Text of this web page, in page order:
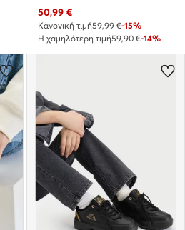
Τρέχουσα τιμή
50,99 €
Κανονική τιμή59,99 €-15%
Η χαμηλότερη τιμή59,90 €-14%